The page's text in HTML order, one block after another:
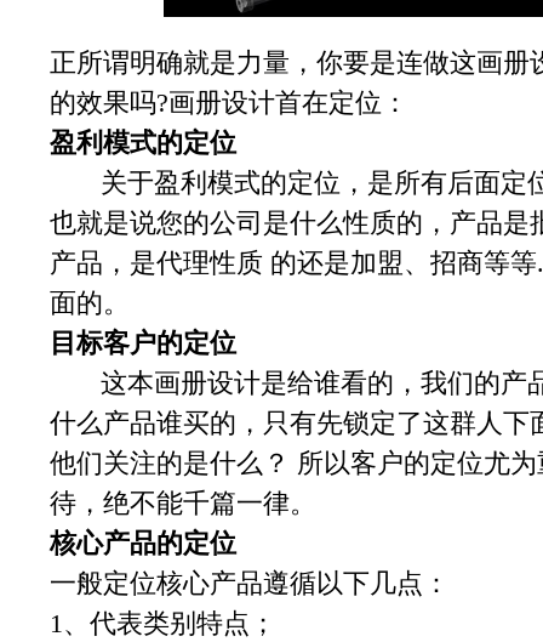
正所谓明确就是力量，你要是连做这画
的效果吗?画册设计首在定位：
盈利模式的定位
关于盈利模式的定位，是所有后面定
也就是说您的公司是什么性质的，产品
产品，是代理性质 的还是加盟、招商等
面的。
目标客户的定位
这本画册设计是给谁看的，我们的产
什么产品谁买的，只有先锁定了这群人
他们关注的是什么？ 所以客户的定位尤
待，绝不能千篇一律。
核心产品的定位
一般定位核心产品遵循以下几点：
1、代表类别特点；